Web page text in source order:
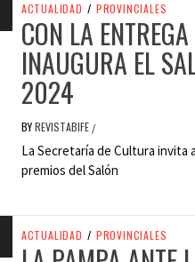
ACTUALIDAD / PROVINCIALES
CON LA
INAUGURA EL
2024
BYREVISTABIFE /
La Secretaría de Cultura
premios del Salón
ACTUALIDAD / PROVINCIALES